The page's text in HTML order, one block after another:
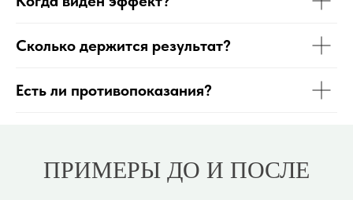
Сколько держится результат?
Есть ли противопоказания?
ПРИМЕРЫ ДО И ПОСЛЕ